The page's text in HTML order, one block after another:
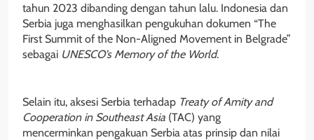
tahun 2023 dibanding dengan tahun lalu. Indonesia dan
Serbia juga menghasilkan pengukuhan dokumen “The
First Summit of the Non-Aligned Movement in Belgrade”
sebagai UNESCO’s Memory of the World.
Selain itu, aksesi Serbia terhadap Treaty of Amity and
Cooperation in Southeast Asia (TAC) yang
mencerminkan pengakuan Serbia atas prinsip dan nilai